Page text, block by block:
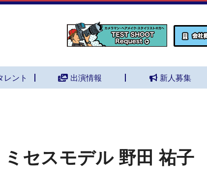
レント 出演情報 新人募集
ミセスモデル 野田 祐子